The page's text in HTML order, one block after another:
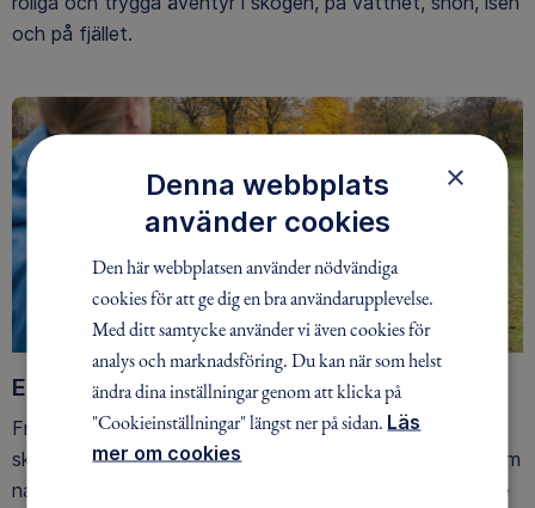
och på fjället.
Ett friluftsliv för alla
Friluftsfrämjandet arbetar för att så många som möjligt
ska upptäcka den rörelseglädje och de hälsoeffekter som
naturen ger. Som medlem bidrar du också till vårt arbete
×
Denna webbplats
använder cookies
Den här webbplatsen använder nödvändiga
cookies för att ge dig en bra användarupplevelse.
Med ditt samtycke använder vi även cookies för
analys och marknadsföring. Du kan när som helst
ändra dina inställningar genom att klicka på
"Cookieinställningar" längst ner på sidan. Läs
mer om cookies